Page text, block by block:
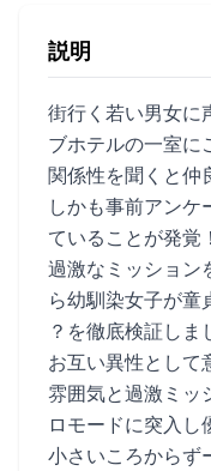
説明
街行く若い男女に
ブホテルの一室に
関係性を聞くと仲
しかも事前アンケ
ていることが発覚！
過激なミッション
ら幼馴染女子が童
？を徹底検証しま
お互い異性として
雰囲気と過激ミッ
ロモードに突入し
小さいころからず